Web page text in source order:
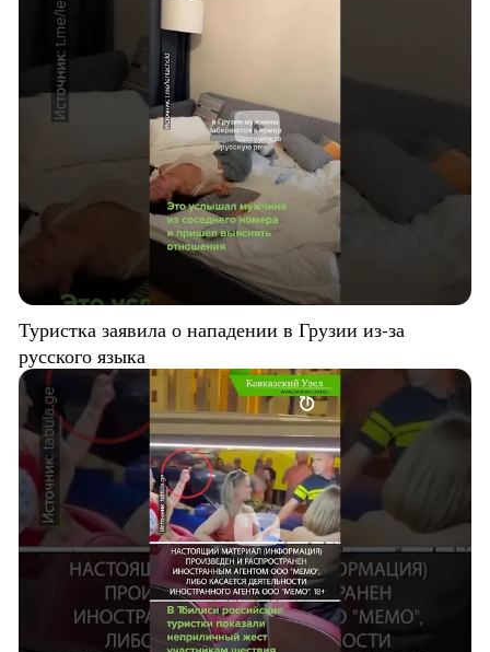
Туристка заявила о нападении в Грузии из-за
русского языка